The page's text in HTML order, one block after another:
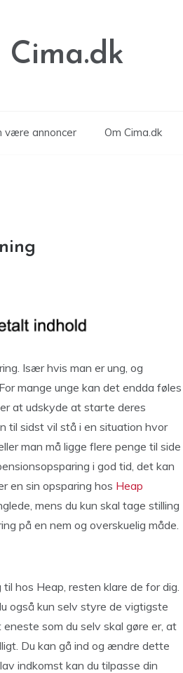
Cima.dk
være annoncer Om Cima.dk
Især hvis man er ung, og
mange unge kan det endda føles
at udskyde at starte deres
til sidst vil stå i en situation hvor
man må ligge flere penge til side
i god tid, det kan
en sin opsparing hos Heap
mens du kun skal tage stilling
på en nem og overskuelig måde.
hos Heap, resten klare de for dig.
også kun selv styre de vigtigste
som du selv skal gøre er, at
Du kan gå ind og ændre dette
indkomst kan du tilpasse din